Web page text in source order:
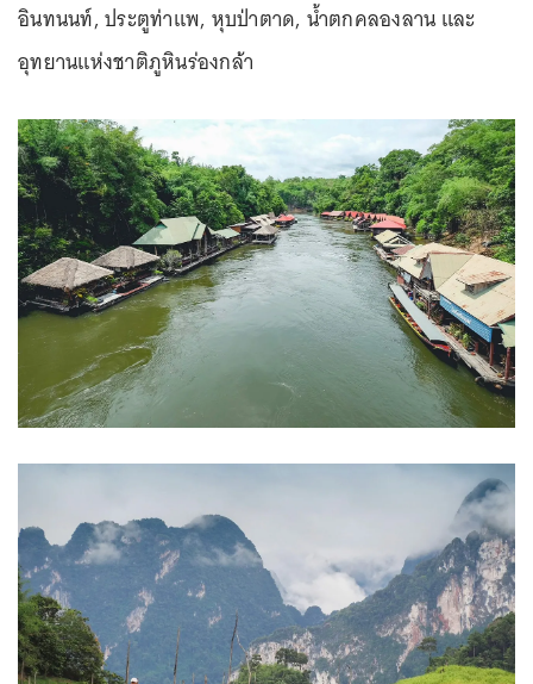
อินทนนท์, ประตูท่าแพ, หุบป่าตาด, น้ำตกคลองลาน และ
อุทยานแห่งชาติภูหินร่องกล้า